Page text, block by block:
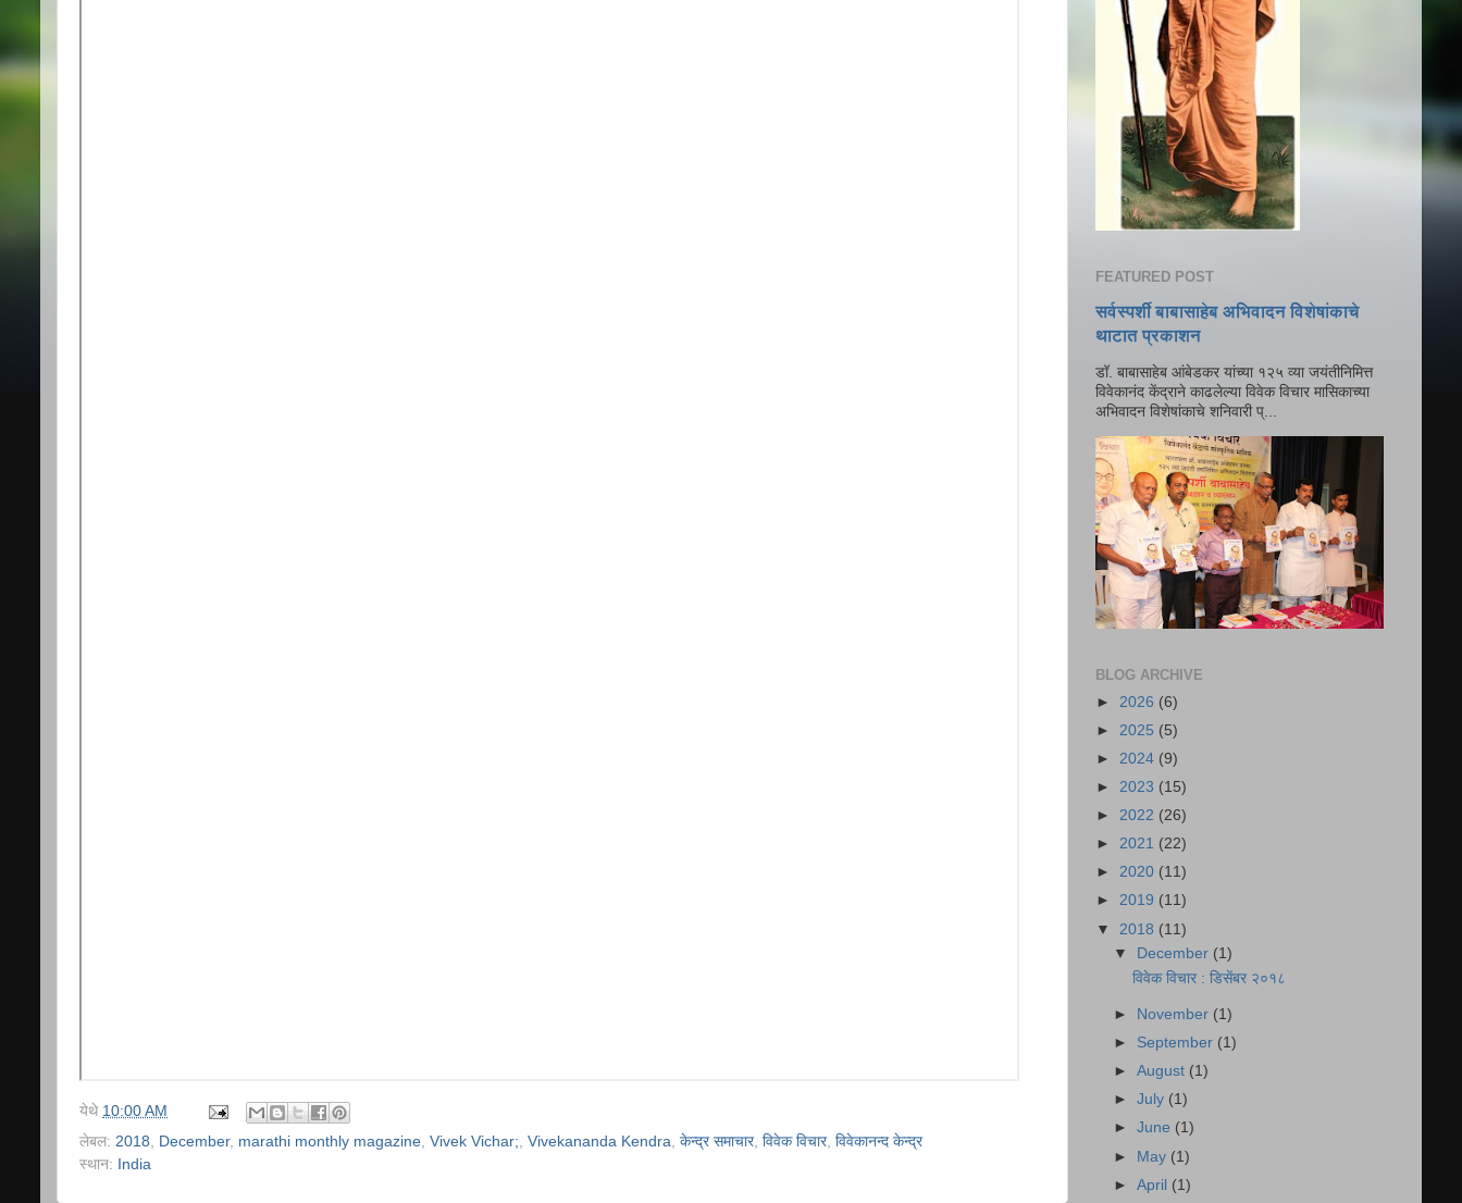
येथे 10:00 AM
लेबल: 2018 December, marathi monthly magazine Vivek Vichar; Vivekananda Kendra केन्द्र समाचार, विवेक विचार, विवेकानन्द केन्द्र
स्थान: India
FEATURED POST
सर्वस्पर्शी बाबासाहेब अभिवादन विशेषांकाचे
थाटात प्रकाशन
डॉ. बाबासाहेब आंबेडकर यांच्या १२५ व्या जयंतीनिमित्त
विवेकानंद केंद्राने काढलेल्या विवेक विचार मासिकाच्या
अभिवादन विशेषांकाचे शनिवारी प्...
BLOG ARCHIVE
► 2026 (6)
► 2025 (5)
► 2024 (9)
► 2023 (15)
► 2022 (26)
► 2021 (22)
► 2020 (11)
► 2019 (11)
▼ 2018 (11)
▼
December (1)
विवेक विचार : डिसेंबर २०१८
► November (1)
► September (1)
►August (1)
►July (1)
►June (1)
► May (1)
►April (1)